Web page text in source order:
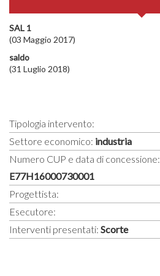
SAL 1
(03 Maggio 2017)
saldo
(31 Luglio 2018)
Tipologia intervento:
Settore economico: industria
Numero CUP e data di concessione:
E77H16000730001
Progettista:
Esecutore:
Interventi presentati: Scorte